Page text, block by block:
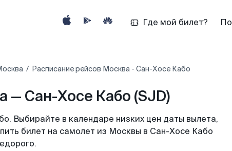
Где мой билет?
Расписание рейсов Москва - Сан-Хосе Кабо
— Сан-Хосе Кабо (SJD)
Выбирайте в календаре низких цен даты вылета,
билет на самолет из Москвы в Сан-Хосе Кабо